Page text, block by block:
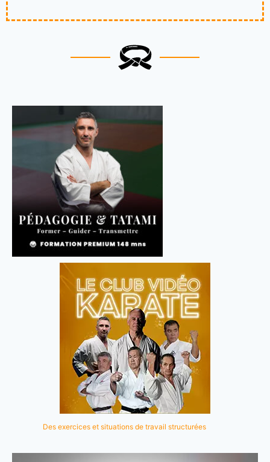
Des exercices et situations de travail structurées